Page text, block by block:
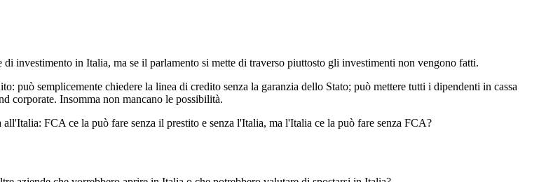
investimento in Italia, ma se il parlamento si mette di traverso piuttosto gli investimenti non vengono fatti.
può semplicemente chiedere la linea di credito senza la garanzia dello Stato; può mettere tutti i dipendenti in cassa
corporate. Insomma non mancano le possibilità.
FCA ce la può fare senza il prestito e senza l'Italia, ma l'Italia ce la può fare senza FCA?